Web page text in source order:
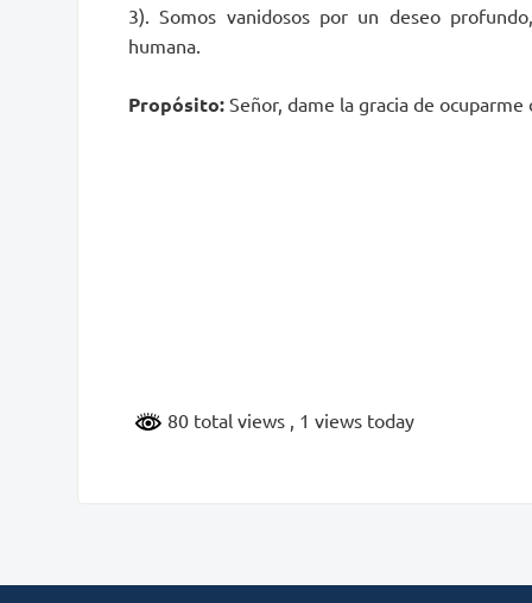
3). Somos vanidosos por un deseo
humana.
Propósito: Señor, dame la gracia de
80 total views , 1 views today